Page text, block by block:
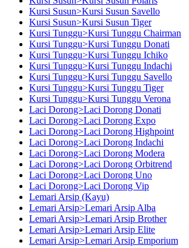
Kursi Susun>Kursi Susun Savello
Kursi Susun>Kursi Susun Tiger
Kursi Tunggu>Kursi Tunggu Chairman
Kursi Tunggu>Kursi Tunggu Donati
Kursi Tunggu>Kursi Tunggu Ichiko
Kursi Tunggu>Kursi Tunggu Indachi
Kursi Tunggu>Kursi Tunggu Savello
Kursi Tunggu>Kursi Tunggu Tiger
Kursi Tunggu>Kursi Tunggu Verona
Laci Dorong>Laci Dorong Donati
Laci Dorong>Laci Dorong Expo
Laci Dorong>Laci Dorong Highpoint
Laci Dorong>Laci Dorong Indachi
Laci Dorong>Laci Dorong Modera
Laci Dorong>Laci Dorong Orbitrend
Laci Dorong>Laci Dorong Uno
Laci Dorong>Laci Dorong Vip
Lemari Arsip (Kayu)
Lemari Arsip>Lemari Arsip Alba
Lemari Arsip>Lemari Arsip Brother
Lemari Arsip>Lemari Arsip Elite
Lemari Arsip>Lemari Arsip Emporium